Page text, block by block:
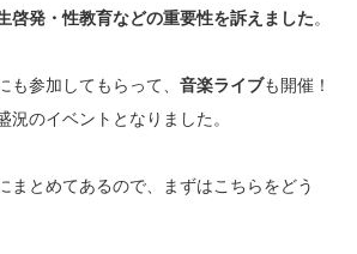
啓発・性教育などの重要性を訴えました。
も参加してもらって、 音楽ライブも開催！
況のイベントとなりました。
まとめてあるので、まずはこちらをどう